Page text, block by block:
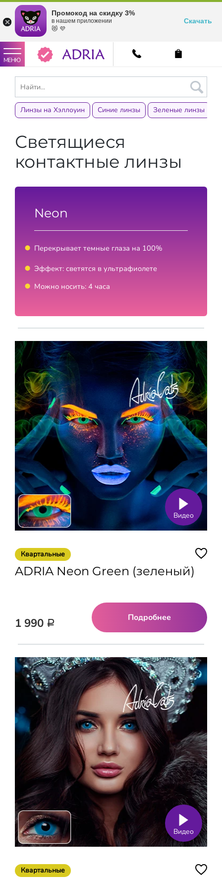
Промокод на скидку 3%
в нашем приложении
😻 💜
Скачать
МЕНЮ
Линзы на Хэллоуин Синие линзы Зеленые линзы
Светящиеся
контактные линзы
Neon
Перекрывает темные глаза на 100%
Эффект: светятся в ультрафиолете
Можно носить: 4 часа
Видео
Квартальные
ADRIA Neon Green (зеленый)
1 990 Р
Подробнее
Видео
Квартальные